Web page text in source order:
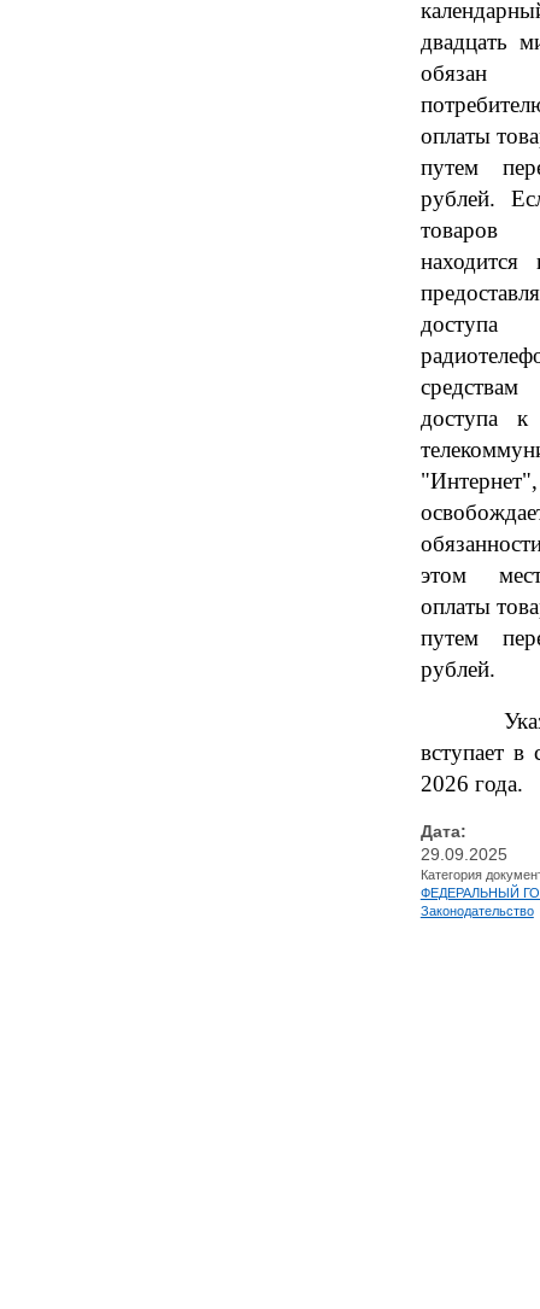
двадцать
оплаты
путем
рублей.
товаров
средствам
доступа
обя
этом
оплаты
путем
рублей.
вступает
2026 года.
Дата:
29.09.2025
Категория
ФЕДЕРАЛЬНЫЙ
Законодательство